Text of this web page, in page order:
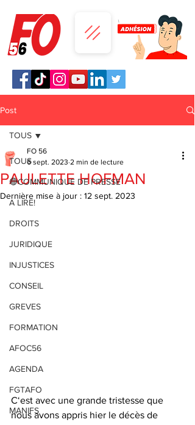
Post
TOUS
🔴COMMUNIQUE DE PRESSE
A LIRE!
DROITS
JURIDIQUE
INJUSTICES
CONSEIL
GREVES
FORMATION
AFOC56
AGENDA
FGTAFO
MANIFS
TOUS
PAULETTE HOFMAN
FO 56
6 sept. 2023 2 min de lecture
Dernière mise à jour : 12 sept. 2023
C‘est avec une grande tristesse que
nous avons appris hier le décès de